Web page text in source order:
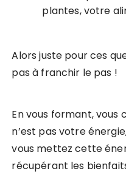
plantes, votre
Alors juste pour ces
pas à franchir le pas !
En vous formant, vous
n’est pas votre
vous mettez cette
récupérant les